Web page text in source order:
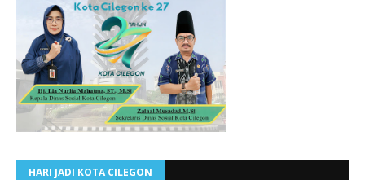
HARI JADI KOTA CILEGON